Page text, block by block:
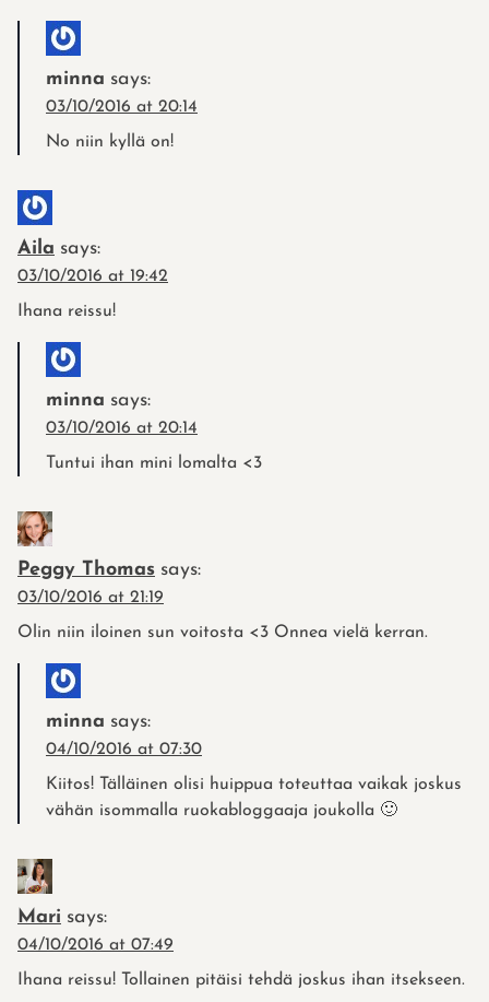
minna says:
03/10/2016 at 20:14
No niin kyllä on!
Aila says:
03/10/2016 at 19:42
Ihana reissu!
minna says:
03/10/2016 at 20:14
Tuntui ihan mini lomalta <3
Peggy Thomas says:
03/10/2016 at 21:19
Olin niin iloinen sun voitosta <3 Onnea vielä kerran.
minna says:
04/10/2016 at 07:30
Kiitos! Tälläinen olisi huippua toteuttaa vaikak joskus
vähän isommalla ruokabloggaaja joukolla 🙂
Mari says:
04/10/2016 at 07:49
Ihana reissu! Tollainen pitäisi tehdä joskus ihan itsekseen.